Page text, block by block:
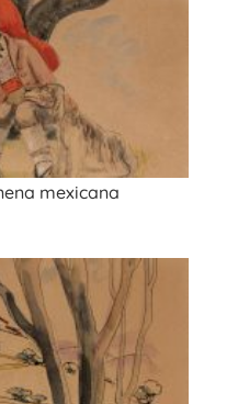
mexicana